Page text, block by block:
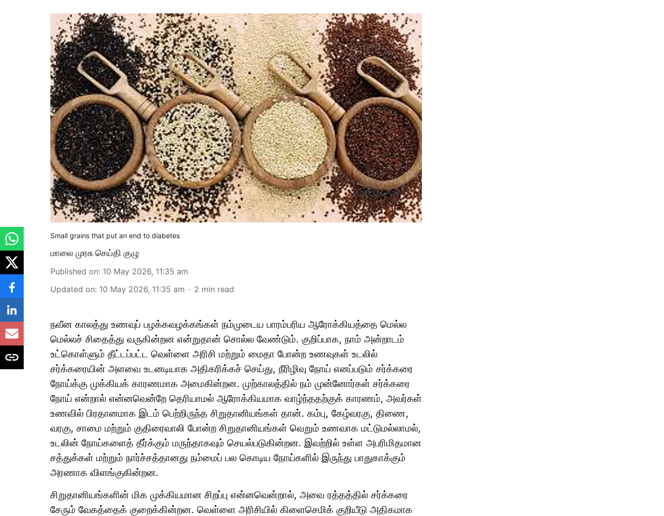
Small grains that put an end to diabetes
மாலை முரசு செய்தி குழு
Published on: 10 May 2026, 11:35 am
Updated on: 10 May 2026, 11:35 am 2 min read
நவீன காலத்து உணவுப் பழக்கவழக்கங்கள் நம்முடைய பாரம்பரிய ஆரோக்கியத்தை மெல்ல
மெல்லச் சிதைத்து வருகின்றன என்றுதான் சொல்ல வேண்டும். குறிப்பாக, நாம் அன்றாடம்
உட்கொள்ளும் தீட்டப்பட்ட வெள்ளை அரிசி மற்றும் மைதா போன்ற உணவுகள் உடலில்
சர்க்கரையின் அளவை உடனடியாக அதிகரிக்கச் செய்து, நீரிழிவு நோய் எனப்படும் சர்க்கரை
நோய்க்கு முக்கியக் காரணமாக அமைகின்றன. முற்காலத்தில் நம் முன்னோர்கள் சர்க்கரை
நோய் என்றால் என்னவென்றே தெரியாமல் ஆரோக்கியமாக வாழ்ந்ததற்குக் காரணம், அவர்கள்
உணவில் பிரதானமாக இடம் பெற்றிருந்த சிறுதானியங்கள் தான். கம்பு, கேழ்வரகு, திணை,
வரகு, சாமை மற்றும் குதிரைவாலி போன்ற சிறுதானியங்கள் வெறும் உணவாக மட்டுமல்லாமல்,
உடலின் நோய்களைத் தீர்க்கும் மருந்தாகவும் செயல்படுகின்றன. இவற்றில் உள்ள அபரிமிதமான
சத்துக்கள் மற்றும் நார்ச்சத்தானது நம்மைப் பல கொடிய நோய்களில் இருந்து பாதுகாக்கும்
அரணாக விளங்குகின்றன.
சிறுதானியங்களின் மிக முக்கியமான சிறப்பு என்னவென்றால், அவை ரத்தத்தில் சர்க்கரை
சேரும் வேகத்தைக் குறைக்கின்றன. வெள்ளை அரிசியில் கிளைசெமிக் குறியீடு அதிகமாக